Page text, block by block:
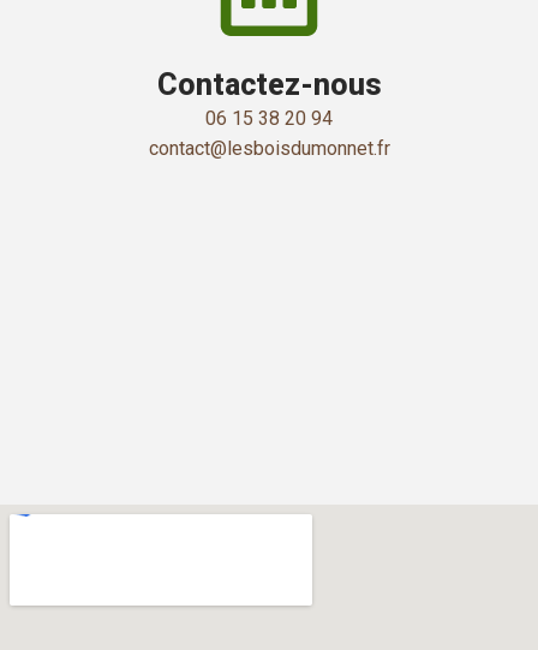
Contactez-nous
06 15 38 20 94
contact@lesboisdumonnet.fr